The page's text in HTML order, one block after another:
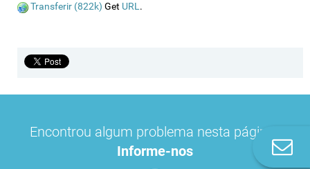
Transferir (822k) Get URL.
Encontrou algum problema nesta página?
Informe-nos